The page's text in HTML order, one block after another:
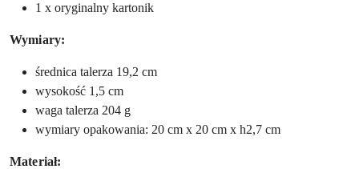
1 x oryginalny kartonik
Wymiary:
średnica talerza 19,2 cm
wysokość 1,5 cm
waga talerza 204 g
wymiary opakowania: 20 cm x 20 cm x h2,7 cm
Materiał: